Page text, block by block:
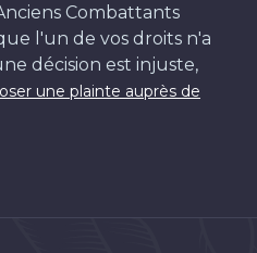
Combattants
l'un de vos droits n'a
décision est injuste,
une plainte auprès de